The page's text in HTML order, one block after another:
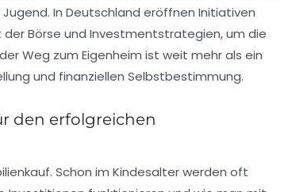
In Deutschland eröffnen Initiativen
der Börse und Investmentstrategien, um die
Weg zum Eigenheim ist weit mehr als ein
und finanziellen Selbstbestimmung.
den erfolgreichen
Schon im Kindesalter werden oft